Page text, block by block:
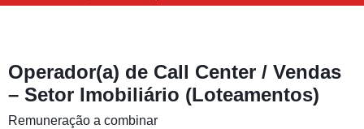
Operador(a) de Call Center / Vendas
– Setor Imobiliário (Loteamentos)
Remuneração a combinar